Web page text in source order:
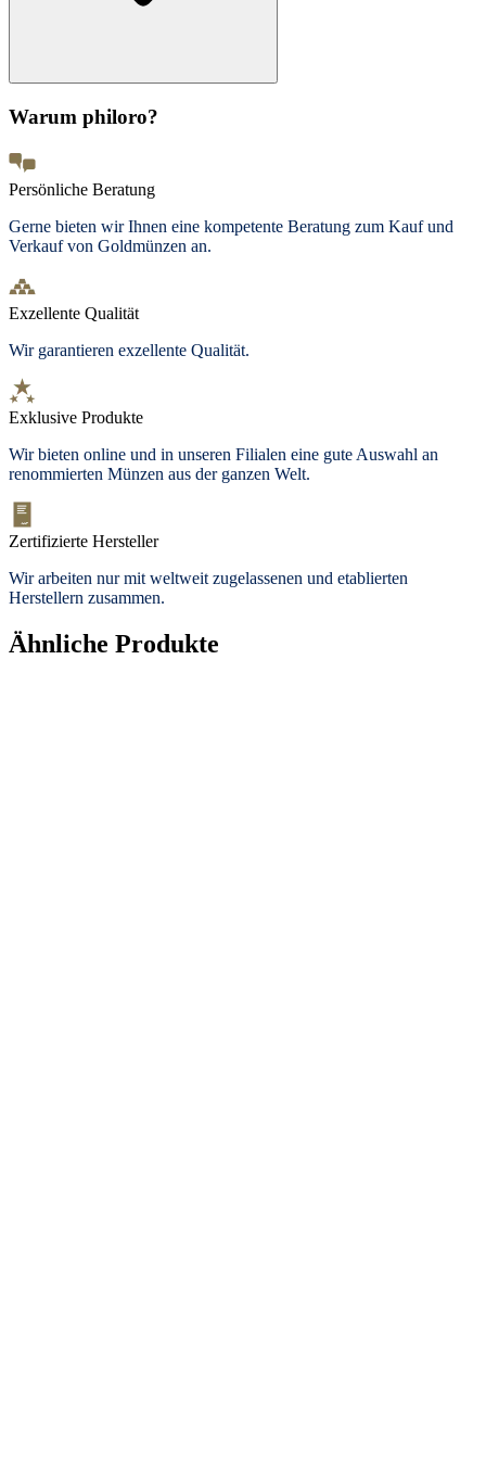
Warum philoro?
Persönliche Beratung
Gerne bieten wir Ihnen eine kompetente Beratung zum Kauf und
Verkauf von Goldmünzen an.
Exzellente Qualität
Wir garantieren exzellente Qualität.
Exklusive Produkte
Wir bieten online und in unseren Filialen eine gute Auswahl an
renommierten Münzen aus der ganzen Welt.
Zertifizierte Hersteller
Wir arbeiten nur mit weltweit zugelassenen und etablierten
Herstellern zusammen.
Ähnliche Produkte